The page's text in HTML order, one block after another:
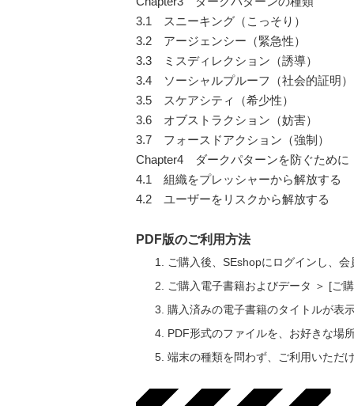
3.1 スニーキング（こっそり）
3.2 アージェンシー（緊急性）
3.3 ミスディレクション（誘導）
3.4 ソーシャルプルーフ（社会的証明）
3.5 スケアシティ（希少性）
3.6 オブストラクション（妨害）
3.7 フォースドアクション（強制）
Chapter4 ダークパターンを防ぐために
4.1 組織をプレッシャーから解放する
4.2 ユーザーをリスクから解放する
PDF版のご利用方法
ご購入後、SEshopにログインし、
ご購入電子書籍およびデータ ＞ [ご
購入済みの電子書籍のタイトルが表
PDF形式のファイルを、お好きな場
端末の種類を問わず、ご利用いただ